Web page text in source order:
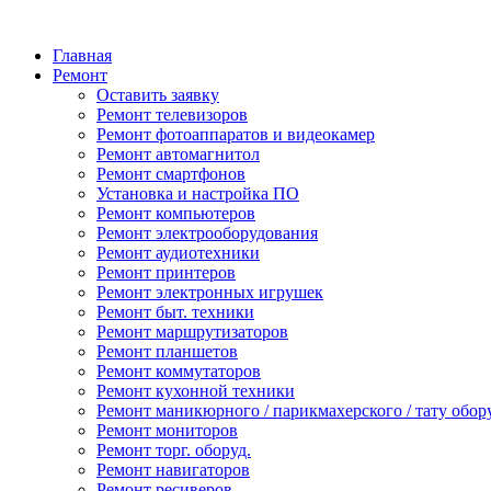
Главная
Ремонт
Оставить заявку
Ремонт телевизоров
Ремонт фотоаппаратов и видеокамер
Ремонт автомагнитол
Ремонт смартфонов
Установка и настройка ПО
Ремонт компьютеров
Ремонт электрооборудования
Ремонт аудиотехники
Ремонт принтеров
Ремонт электронных игрушек
Ремонт быт. техники
Ремонт маршрутизаторов
Ремонт планшетов
Ремонт коммутаторов
Ремонт кухонной техники
Ремонт маникюрного / парикмахерского / тату
Ремонт мониторов
Ремонт торг. оборуд.
Ремонт навигаторов